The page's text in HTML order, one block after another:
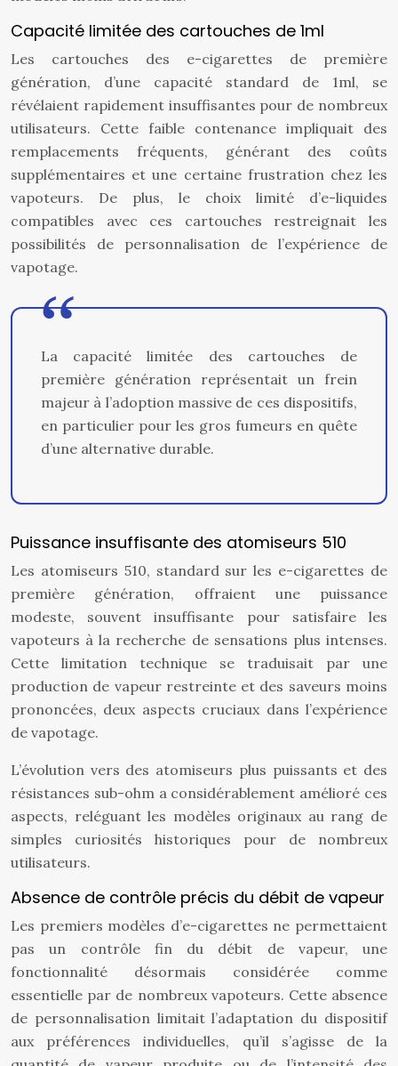
Capacité limitée des cartouches de 1ml
Les cartouches des e-cigarettes de première
génération, d’une capacité standard de 1ml, se
révélaient rapidement insuffisantes pour de nombreux
utilisateurs. Cette faible contenance impliquait des
remplacements fréquents, générant des coûts
supplémentaires et une certaine frustration chez les
vapoteurs. De plus, le choix limité d’e-liquides
compatibles avec ces cartouches restreignait les
possibilités de personnalisation de l’expérience de
vapotage.
La capacité limitée des cartouches de
première génération représentait un frein
majeur à l’adoption massive de ces dispositifs,
en particulier pour les gros fumeurs en quête
d’une alternative durable.
Puissance insuffisante des atomiseurs 510
Les atomiseurs 510, standard sur les e-cigarettes de
première génération, offraient une puissance
modeste, souvent insuffisante pour satisfaire les
vapoteurs à la recherche de sensations plus intenses.
Cette limitation technique se traduisait par une
production de vapeur restreinte et des saveurs moins
prononcées, deux aspects cruciaux dans l’expérience
de vapotage.
L’évolution vers des atomiseurs plus puissants et des
résistances sub-ohm a considérablement amélioré ces
aspects, reléguant les modèles originaux au rang de
simples curiosités historiques pour de nombreux
utilisateurs.
Absence de contrôle précis du débit de vapeur
Les premiers modèles d’e-cigarettes ne permettaient
pas un contrôle fin du débit de vapeur, une
fonctionnalité désormais considérée comme
essentielle par de nombreux vapoteurs. Cette absence
de personnalisation limitait l’adaptation du dispositif
aux préférences individuelles, qu’il s’agisse de la